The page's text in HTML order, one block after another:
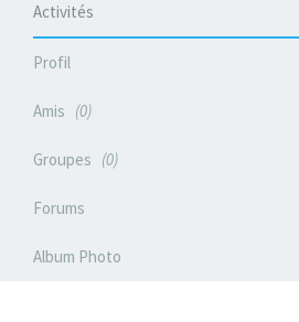
Activités
Profil
Amis 0
Groupes 0
Forums
Album Photo